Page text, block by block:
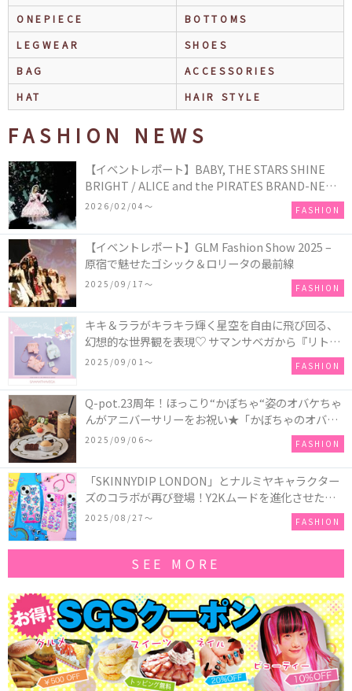
ONEPIECE
BOTTOMS
LEGWEAR
SHOES
BAG
ACCESSORIES
HAT
HAIR STYLE
FASHION NEWS
【イベントレポート】BABY, THE STARS SHINE
BRIGHT / ALICE and the PIRATES BRAND-NEW
COLLECTION in TOKYO
2026/02/04〜 FASHION
【イベントレポート】GLM Fashion Show 2025 –
原宿で魅せたゴシック＆ロリータの最前線
2025/09/17〜 FASHION
キキ＆ララがキラキラ輝く星空を自由に飛び回る、
幻想的な世界観を表現♡ サマンサベガから『リトル
ツインスターズ』50周年アニバーサリーイヤー』を
2025/09/01〜 FASHION
Q-pot.23周年！ほっこり“かぼちゃ“姿のオバケちゃ
んがアニバーサリーをお祝い★「かぼちゃのオバケ
ーキアクセサリー」が新発売！Q-pot CAFE.では
「かぼちゃのオバケーキプレート」も登場
2025/09/06〜 FASHION
「SKINNYDIP LONDON」とナルミヤキャラクター
ズのコラボが再び登場！Y2Kムードを進化させた新
作コレクションを発売♪
2025/08/27〜 FASHION
SEE MORE